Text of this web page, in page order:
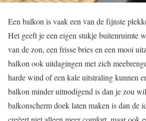
Een balkon is vaak een van de fijnste
Het geeft je een eigen stukje buitenruimte
van de zon, een frisse bries en een mooi
balkon ook uitdagingen met zich
harde wind of een kale uitstraling kunnen
balkon minder uitnodigend is dan je zou
balkonscherm doek laten maken is dan de